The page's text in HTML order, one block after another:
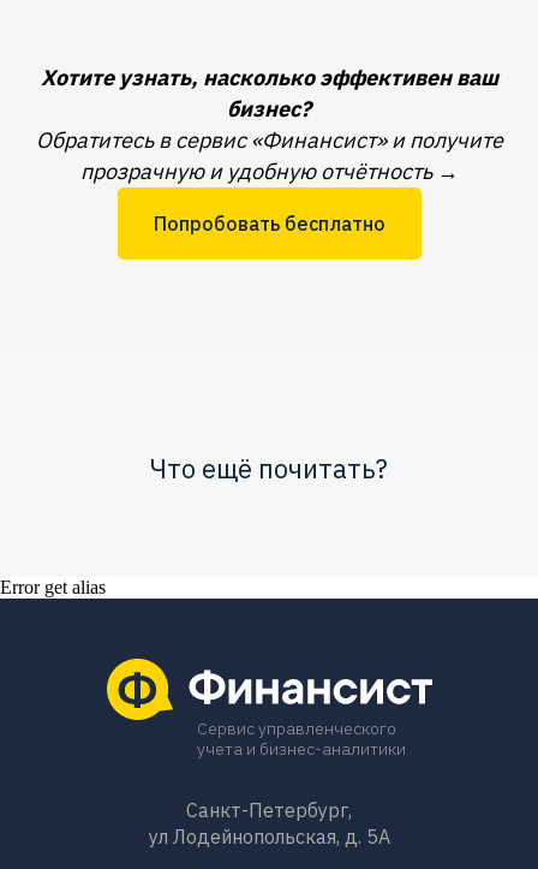
Хотите узнать, насколько эффективен ваш
бизнес?
Обратитесь в сервис «Финансист» и получите
прозрачную и удобную отчётность→
Попробовать бесплатно
Что ещё почитать?
Error get alias
Сервис управленческого
учета и бизнес-аналитики
Санкт-Петербург,
ул Лодейнопольская, д. 5А